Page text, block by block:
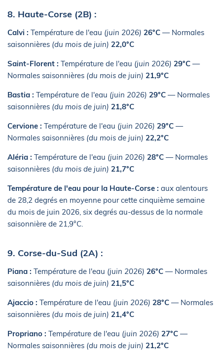
8. Haute-Corse (2B) :
Calvi : Température de l'eau (juin 2026) 26°C — Normales
saisonnières (du mois de juin) 22,0°C
Saint-Florent : Température de l'eau (juin 2026) 29°C —
Normales saisonnières (du mois de juin) 21,9°C
Bastia : Température de l'eau (juin 2026) 29°C — Normales
saisonnières (du mois de juin) 21,8°C
Cervione : Température de l'eau (juin 2026) 29°C —
Normales saisonnières (du mois de juin) 22,2°C
Aléria : Température de l'eau (juin 2026) 28°C — Normales
saisonnières (du mois de juin) 21,7°C
Température de l'eau pour la Haute-Corse : aux alentours
de 28,2 degrés en moyenne pour cette cinquième semaine
du mois de juin 2026, six degrés au-dessus de la normale
saisonnière de 21,9°C.
9. Corse-du-Sud (2A) :
Piana : Température de l'eau (juin 2026) 26°C — Normales
saisonnières (du mois de juin) 21,5°C
Ajaccio : Température de l'eau (juin 2026) 28°C — Normales
saisonnières (du mois de juin) 21,4°C
Propriano : Température de l'eau (juin 2026) 27°C —
Normales saisonnières (du mois de juin) 21,2°C